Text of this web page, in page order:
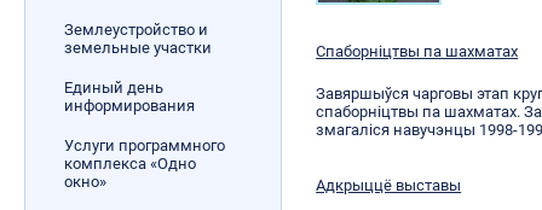
Землеустройство и
земельные участки
Единый день
информирования
Услуги программного
комплекса «Одно
окно»
Спаборніцтвы па шахматах
Завяршыўся чарговы этап
спаборніцтвы па шахматах.
змагаліся навучэнцы 1998-
Адкрыццё выставы